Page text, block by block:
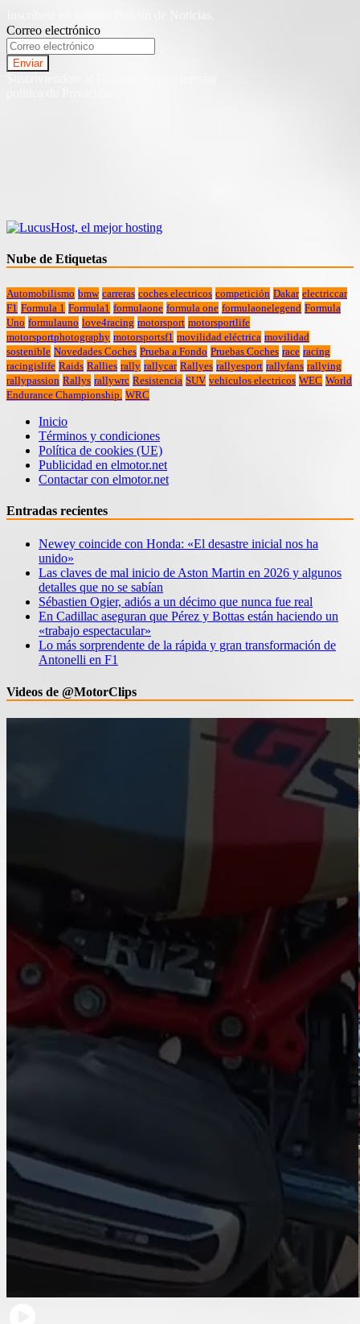
Correo electrónico
Nube de Etiquetas
Automobilismo bmw carreras coches electricos competición Dakar electriccar
F1 Formula 1 Formula1 formulaone formula one formulaonelegend Formula
Uno formulauno love4racing motorsport motorsportlife
motorsportphotography motorsportsf1 movilidad eléctrica movilidad
sostenible Novedades Coches Prueba a Fondo Pruebas Coches race racing
racingislife Raids Rallies rally rallycar Rallyes rallyesport rallyfans rallying
rallypassion Rallys rallywrc Resistencia SUV vehiculos electricos WEC World
Endurance Championship. WRC
Inicio
Términos y condiciones
Política de cookies (UE)
Publicidad en elmotor.net
Contactar con elmotor.net
Entradas recientes
Newey coincide con Honda: «El desastre inicial nos ha
unido»
Las claves de mal inicio de Aston Martin en 2026 y algunos
detalles que no se sabían
Sébastien Ogier, adiós a un décimo que nunca fue real
En Cadillac aseguran que Pérez y Bottas están haciendo un
«trabajo espectacular»
Lo más sorprendente de la rápida y gran transformación de
Antonelli en F1
Videos de @MotorClips